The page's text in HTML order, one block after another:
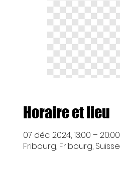
Horaire et lieu
07 déc. 2024, 13:00 – 20:00
Fribourg, Fribourg, Suisse